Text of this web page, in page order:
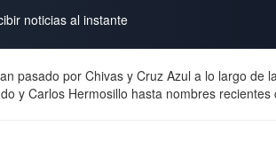
noticias al instante
pasado por Chivas y Cruz Azul a lo largo de
y Carlos Hermosillo hasta nombres recientes